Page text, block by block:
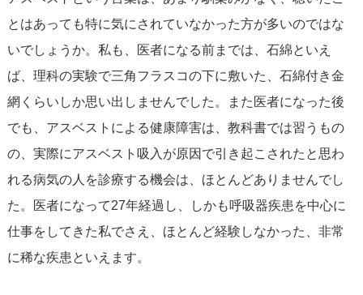
とはあっても特に気にされていなかった方が多いのではな
いでしょうか。私も、医者になる前までは、石綿といえ
ば、理科の実験で三角フラスコの下に敷いた、石綿付き金
網くらいしか思い出しませんでした。また医者になった後
でも、アスベストによる健康障害は、教科書では習うもの
の、実際にアスベスト吸入が原因で引き起こされたと思わ
れる病気の人を診療する機会は、ほとんどありませんでし
た。医者になって27年経過し、しかも呼吸器疾患を中心に
仕事をしてきた私でさえ、ほとんど経験しなかった、非常
に稀な疾患といえます。